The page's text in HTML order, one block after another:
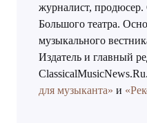
журналист, продюсер.
Большого театра.
музыкального
Издатель и главный
для музыканта» и